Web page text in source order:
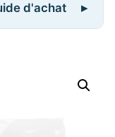
d'achat